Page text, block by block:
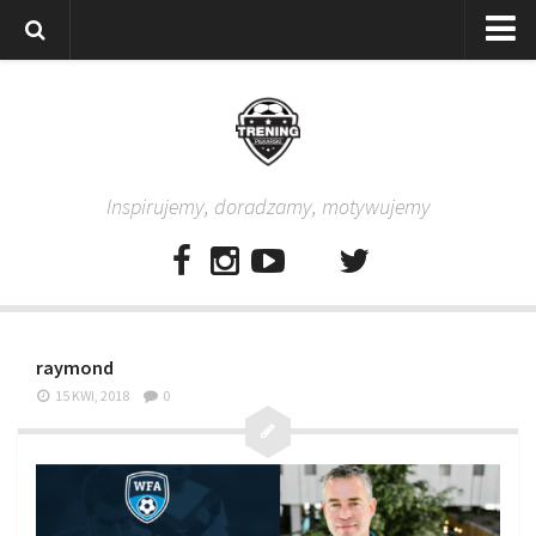
Rodzice
Baza ćwiczeń
Pro Training
Aplikacja Pro Training – Trening Piłkarski
Plan treningowy “Piłkarski W-F w domu”
Inspirujemy, doradzamy, motywujemy
raymond
15 KWI, 2018 0